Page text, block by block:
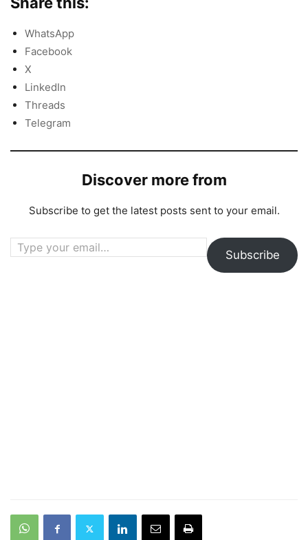
WhatsApp
Facebook
X
LinkedIn
Threads
Telegram
Discover more from
Subscribe to get the latest posts sent to your email.
Type your email…
Subscribe